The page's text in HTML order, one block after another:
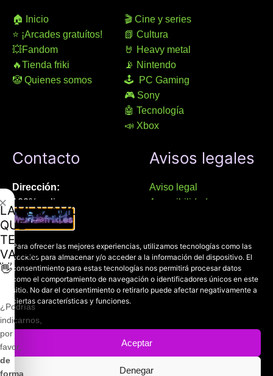
Para ofrecer las mejores experiencias, utilizamos tecnologías como las
cookies para almacenar y/o acceder a la información del dispositivo. El
consentimiento para estas tecnologías nos permitirá procesar datos
como el comportamiento de navegación o identificadores únicos en este
sitio. No dar el consentimiento o retirarlo puede afectar negativamente a
ciertas características y funciones.
Aceptar
Denegar
🏠 Inicio
⭐ ¡Arcades gratuítos!
💥Fandom
🔥Tienda friki
🤡 Quienes somos
🎬 Cine y series
📗 Cultura
🤘 Heavy metal
📡 Nintendo
🕹 PC Gaming
🎮 Sony
🤖 Tecnología
📣 Xbox
Contacto
Dirección:
100% online
Manresa (08241), Barcelona
Chat Whatsapp (solo texto):
+34 689 800 662
Correo:
contacto@mundofriki.es
Avisos legales
Aviso legal
Accesibilidad
Política de privacidad
Mundofriki.es
LAMENTAMOS
QUE
TE
VAYAS
👋
¿Podrías
indicarnos,
por
favor,
de
forma